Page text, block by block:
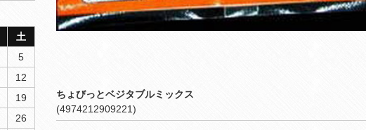
ちょびっとベジタブルミックス
(4974212909221)
土
5
12
19
26